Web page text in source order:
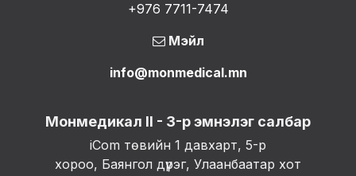
+976 7711-7474
Мэйл
info@monmedical.mn
Монмедикал II - 3-р эмнэлэг салбар
iCom төвийн 1 давхарт, 5-р
хороо, Баянгол дүүрэг, Улаанбаатар хот